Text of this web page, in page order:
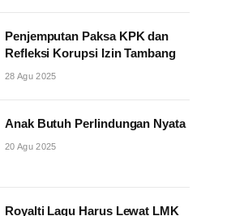
Penjemputan Paksa KPK dan
Refleksi Korupsi Izin Tambang
28 Agu 2025
Anak Butuh Perlindungan Nyata
20 Agu 2025
Royalti Lagu Harus Lewat LMK